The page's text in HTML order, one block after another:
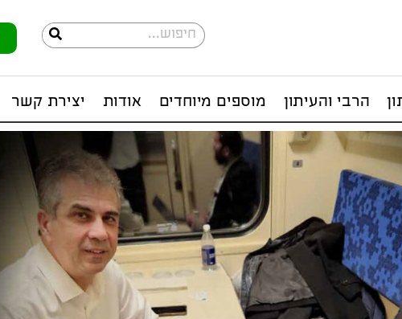
הרבי והעיתון מוספים מיוחדים אודות יצירת קשר